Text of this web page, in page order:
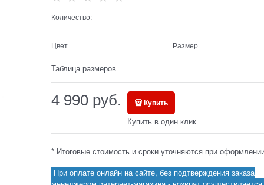
Количество:
Цвет Размер
Таблица размеров
4 990 руб. Купить
Купить в один клик
* Итоговые стоимость и сроки уточняются при
При оплате онлайн на сайте, без подтверждения заказа